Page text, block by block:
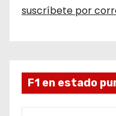
suscríbete por
F1 en estado